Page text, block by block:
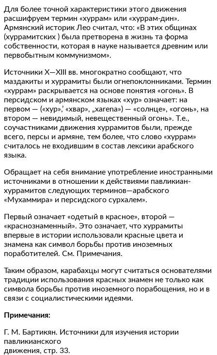
Для более точной характеристики этого движения
расшифруем термин «хуррам» или «хуррам-дин».
Армянский историк Лео считал, что: «В этих общинах
(хуррамитских ) была претворена в жизнь та форма
собственности, которая в науке называется древним или
первобытным коммунизмом».
Источники X—XIII вв. многократно сообщают, что
маздакиты и хуррамиты были огнепоклонниками. Термин
«хуррам» раскрывается на основе понятия «огонь». В
персидском и армянском языках «хур» означает: на
первом — («хур»,’ «хвар», „хаrеnа») — «солнце», «огонь», на
втором — невидимый, невещественный огонь». Т.е.,
соучастниками движения хуррамитов были, прежде
всего, персы и армяне, тем более, что слово «хуррам»
считалось не входившим в состав лексики арабского
языка.
Обращает на себя внимание употребление иностранными
источниками в отношении к действиями павликиан-
хуррамитов следующих терминов—арабского
«Мухаммира» и персидского сурхалем».
Первый означает «одетый в красное», второй —
«краснознаменный». Это означает, что хуррамиты
впервые в истории использовали красные цвета и
знамена как символ борьбы против иноземных
поработителей. См. Примечания.
Таким образом, карабахцы могут считаться основателями
традиции использования красных знамен не только как
символа борьбы против иноземного порабощения, но и в
связи с социалистическими идеями.
Примечания:
Г. М. Бартикян. Источники для изучения истории
павликианского
движения, стр. 33.